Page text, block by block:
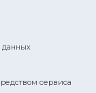
данных
сервиса